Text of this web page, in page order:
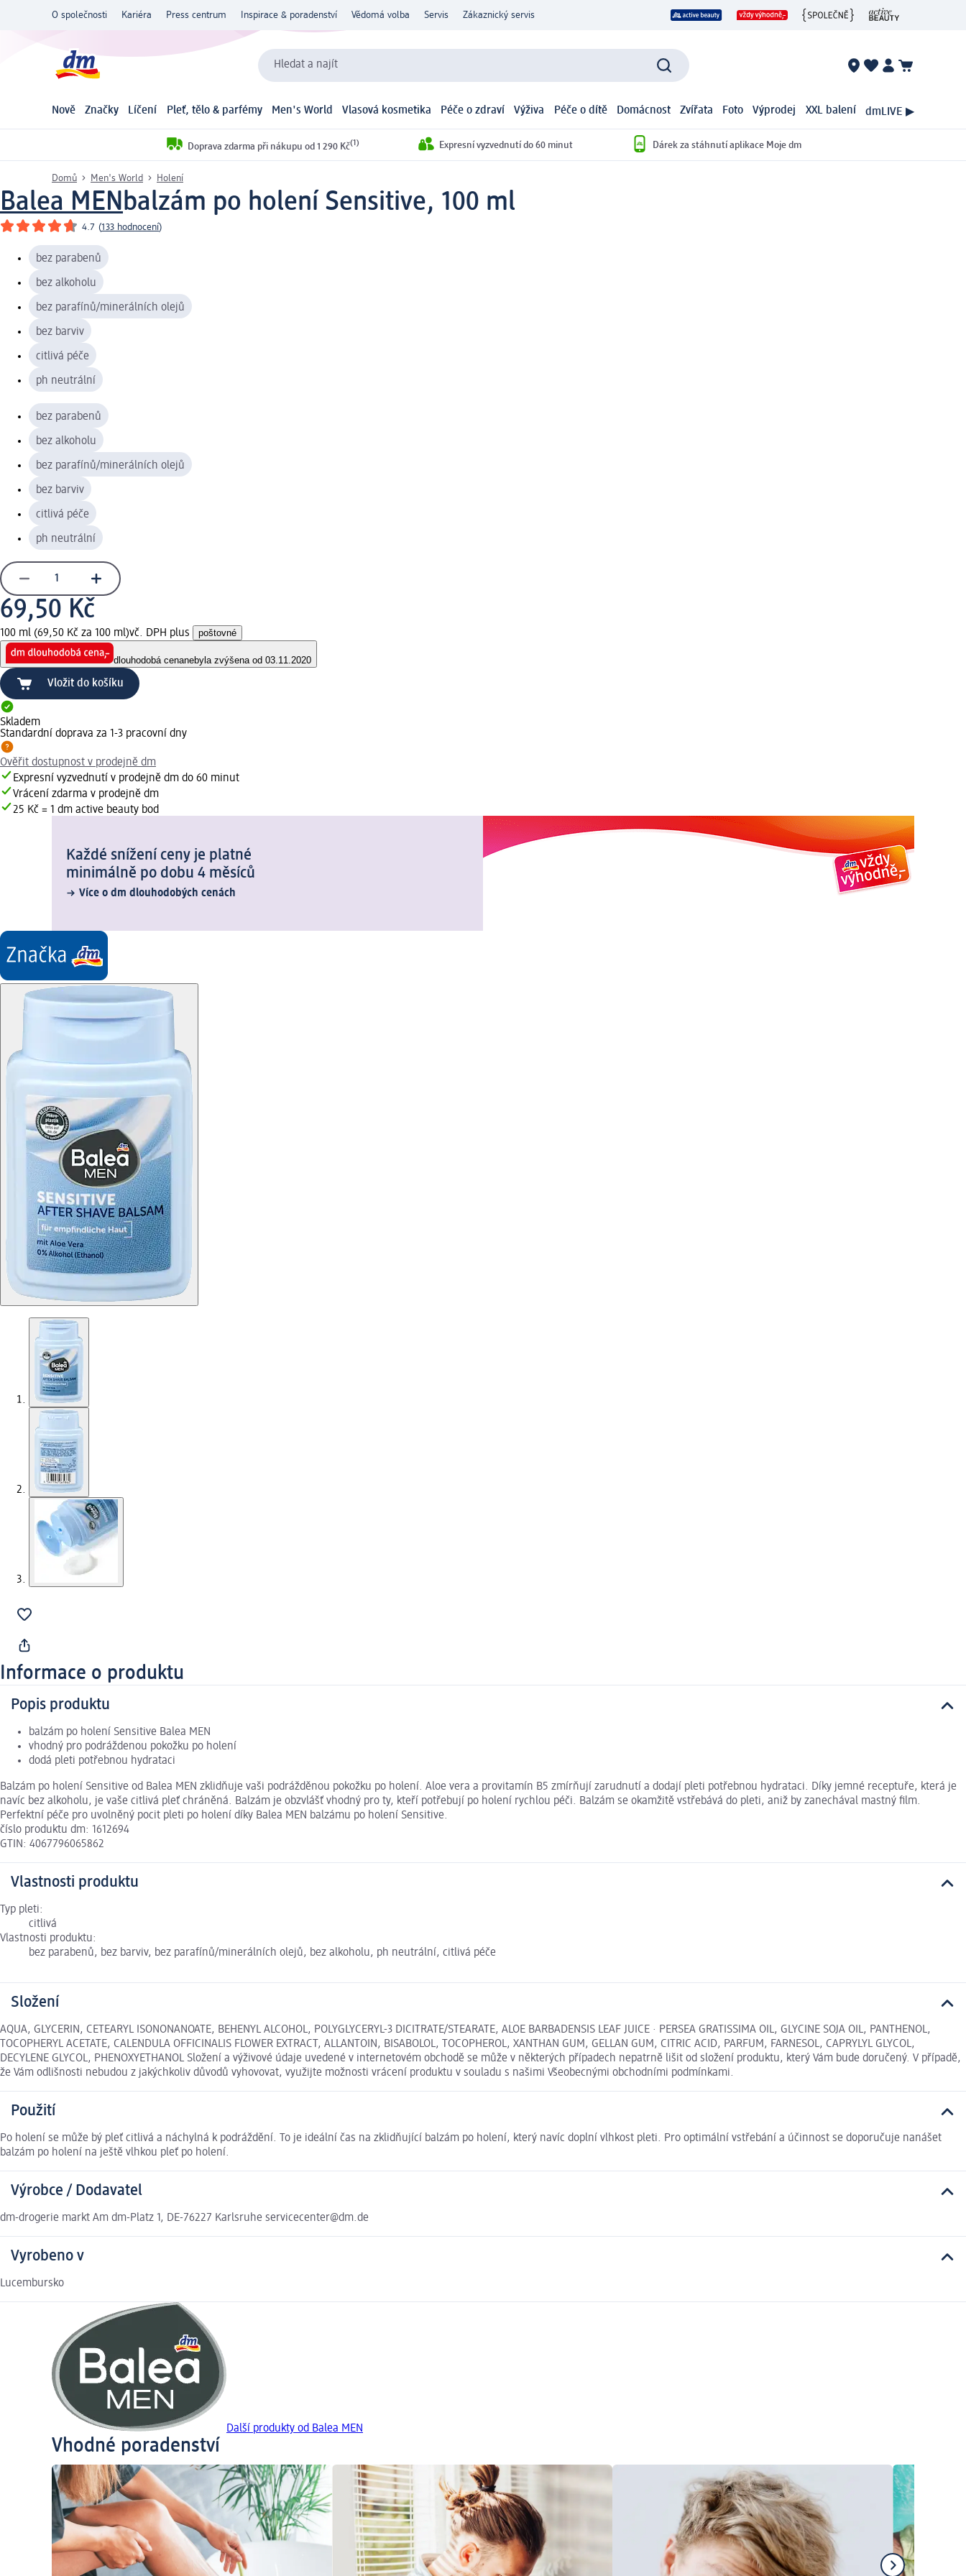
O společnosti Kariéra Press centrum Inspirace & poradenství Vědomá volba Servis Zákaznický servis
Hledat a najít
Nově Značky Líčení Pleť, tělo & parfémy Men's World Vlasová kosmetika Péče o zdraví Výživa Péče o dítě Domácnost Zvířata Foto Výprodej XXL balení dmLIVE ▶
Doprava zdarma při nákupu od 1 290 Kč(1) Expresní vyzvednutí do 60 minut Dárek za stáhnutí aplikace Moje dm
Domů Men's World Holení
Balea MENbalzám po holení Sensitive, 100 ml
4.7 (133 hodnocení)
bez parabenů
bez alkoholu
bez parafínů/minerálních olejů
bez barviv
citlivá péče
ph neutrální
bez parabenů
bez alkoholu
bez parafínů/minerálních olejů
bez barviv
citlivá péče
ph neutrální
69,50 Kč
100 ml (69,50 Kč za 100 ml)vč. DPH plus poštovné
dlouhodobá cenanebyla zvýšena od 03.11.2020
Vložit do košíku
Skladem
Standardní doprava za 1-3 pracovní dny
Ověřit dostupnost v prodejně dm
Expresní vyzvednutí v prodejně dm do 60 minut
Vrácení zdarma v prodejně dm
25 Kč = 1 dm active beauty bod
Každé snížení ceny je platné
minimálně po dobu 4 měsíců
Více o dm dlouhodobých cenách
Informace o produktu
Popis produktu
balzám po holení Sensitive Balea MEN
vhodný pro podráždenou pokožku po holení
dodá pleti potřebnou hydrataci
Balzám po holení Sensitive od Balea MEN zklidňuje vaši podrážděnou pokožku po holení. Aloe vera a provitamín B5 zmírňují zarudnutí a dodají pleti potřebnou hydrataci. Díky jemné receptuře, která je
navíc bez alkoholu, je vaše citlivá pleť chráněná. Balzám je obzvlášť vhodný pro ty, kteří potřebují po holení rychlou péči. Balzám se okamžitě vstřebává do pleti, aniž by zanechával mastný film.
Perfektní péče pro uvolněný pocit pleti po holení díky Balea MEN balzámu po holení Sensitive.
číslo produktu dm: 1612694
GTIN: 4067796065862
Vlastnosti produktu
Typ pleti:
citlivá
Vlastnosti produktu:
bez parabenů, bez barviv, bez parafínů/minerálních olejů, bez alkoholu, ph neutrální, citlivá péče
Složení
AQUA, GLYCERIN, CETEARYL ISONONANOATE, BEHENYL ALCOHOL, POLYGLYCERYL-3 DICITRATE/STEARATE, ALOE BARBADENSIS LEAF JUICE · PERSEA GRATISSIMA OIL, GLYCINE SOJA OIL, PANTHENOL,
TOCOPHERYL ACETATE, CALENDULA OFFICINALIS FLOWER EXTRACT, ALLANTOIN, BISABOLOL, TOCOPHEROL, XANTHAN GUM, GELLAN GUM, CITRIC ACID, PARFUM, FARNESOL, CAPRYLYL GLYCOL,
DECYLENE GLYCOL, PHENOXYETHANOL Složení a výživové údaje uvedené v internetovém obchodě se může v některých případech nepatrně lišit od složení produktu, který Vám bude doručený. V případě,
že Vám odlišnosti nebudou z jakýchkoliv důvodů vyhovovat, využijte možnosti vrácení produktu v souladu s našimi Všeobecnými obchodními podmínkami.
Použití
Po holení se může bý pleť citlivá a náchylná k podráždění. To je ideální čas na zklidňující balzám po holení, který navíc doplní vlhkost pleti. Pro optimální vstřebání a účinnost se doporučuje nanášet
balzám po holení na ještě vlhkou pleť po holení.
Výrobce / Dodavatel
dm-drogerie markt Am dm-Platz 1, DE-76227 Karlsruhe servicecenter@dm.de
Vyrobeno v
Lucembursko
Další produkty od Balea MEN
Vhodné poradenství